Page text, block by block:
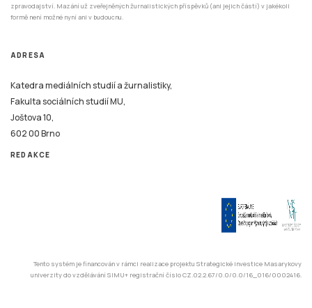
zpravodajství. Mazání už zveřejněných žurnalistických příspěvků (ani jejich částí) v jakékoli
formě není možné nyní ani v budoucnu.
ADRESA
Katedra mediálních studií a žurnalistiky,
Fakulta sociálních studií MU,
Joštova 10,
602 00 Brno
REDAKCE
Tento systém je financován v rámci realizace projektu Strategické investice Masarykovy
univerzity do vzdělávání SIMU+ registrační číslo CZ.02.2.67/0.0/0.0/16_016/0002416.